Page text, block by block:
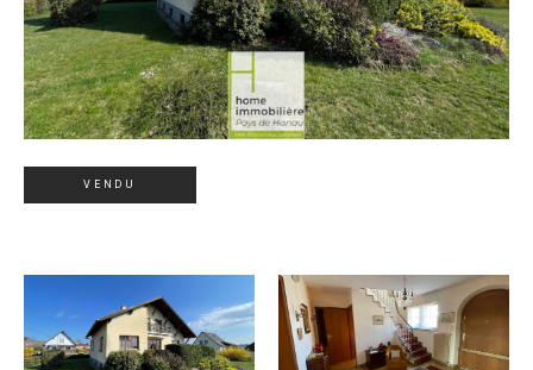
VENDU